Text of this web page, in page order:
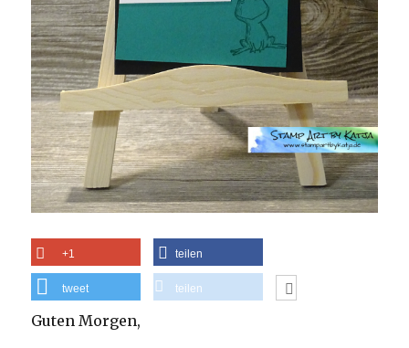
+1 teilen
tweet teilen
Guten Morgen,